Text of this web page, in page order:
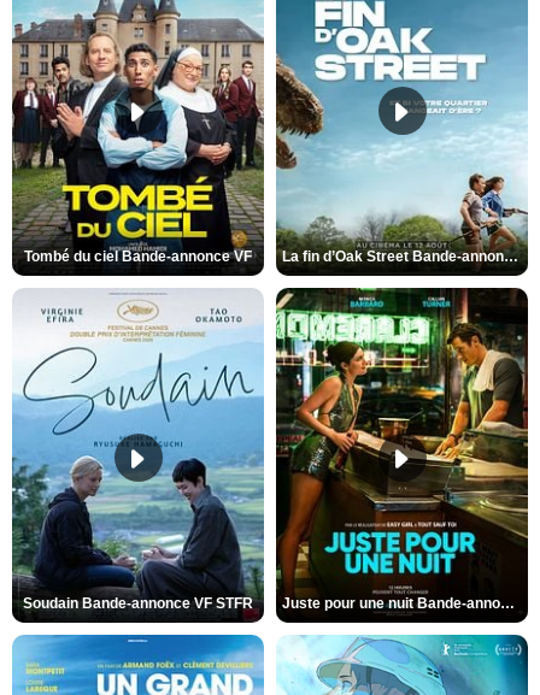
Tombé du ciel Bande-annonce VF La fin d’Oak Street Bande-annonce VO STFR
Soudain Bande-annonce VF STFR Juste pour une nuit Bande-annonce VO STFR